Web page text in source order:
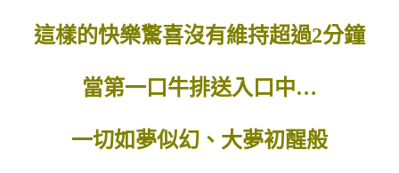
這樣的快樂驚喜沒有維持超過2分鐘
當第一口牛排送入口中…
一切如夢似幻、大夢初醒般